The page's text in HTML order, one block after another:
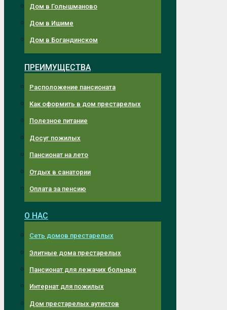
Дом в Голышманово
Дом в Ишиме
Дом в Богандинском
ПРЕИМУЩЕСТВА
Расположение пансионата
Как оформить в дом престарелых
Полезное питание
Досуг пожилых
Пансионат на лето
Отдых в санатории
Оплата за пенсию
О НАС
Сеть домов престарелых
Элитные дома престарелых
Пансионат для лежачих больных
Интернат для пожилых
Дом престарелых аутистов